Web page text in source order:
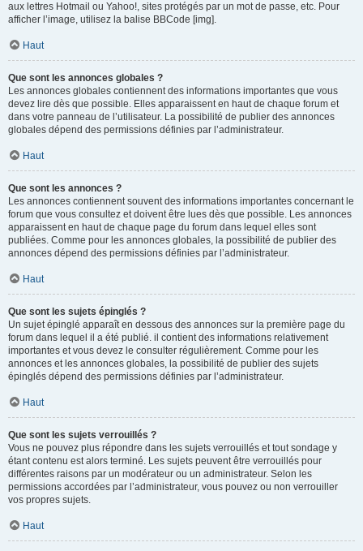
aux lettres Hotmail ou Yahoo!, sites protégés par un mot de passe, etc. Pour
afficher l’image, utilisez la balise BBCode [img].
Haut
Que sont les annonces globales ?
Les annonces globales contiennent des informations importantes que vous
devez lire dès que possible. Elles apparaissent en haut de chaque forum et
dans votre panneau de l’utilisateur. La possibilité de publier des annonces
globales dépend des permissions définies par l’administrateur.
Haut
Que sont les annonces ?
Les annonces contiennent souvent des informations importantes concernant le
forum que vous consultez et doivent être lues dès que possible. Les annonces
apparaissent en haut de chaque page du forum dans lequel elles sont
publiées. Comme pour les annonces globales, la possibilité de publier des
annonces dépend des permissions définies par l’administrateur.
Haut
Que sont les sujets épinglés ?
Un sujet épinglé apparaît en dessous des annonces sur la première page du
forum dans lequel il a été publié. il contient des informations relativement
importantes et vous devez le consulter régulièrement. Comme pour les
annonces et les annonces globales, la possibilité de publier des sujets
épinglés dépend des permissions définies par l’administrateur.
Haut
Que sont les sujets verrouillés ?
Vous ne pouvez plus répondre dans les sujets verrouillés et tout sondage y
étant contenu est alors terminé. Les sujets peuvent être verrouillés pour
différentes raisons par un modérateur ou un administrateur. Selon les
permissions accordées par l’administrateur, vous pouvez ou non verrouiller
vos propres sujets.
Haut